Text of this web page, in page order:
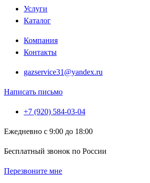
Услуги
Каталог
Компания
Контакты
gazservice31@yandex.ru
Написать письмо
+7 (920) 584-03-04
Ежедневно с 9:00 до 18:00
Бесплатный звонок по России
Перезвоните мне